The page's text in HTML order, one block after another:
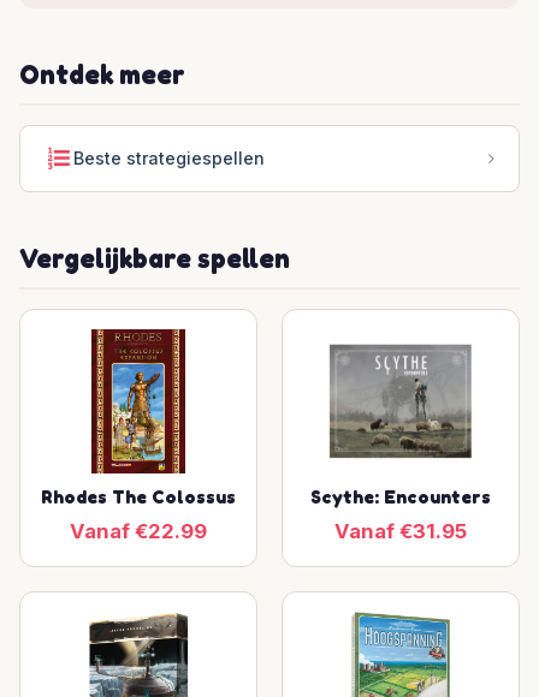
Ontdek meer
Beste strategiespellen
Vergelijkbare spellen
Rhodes The Colossus
Vanaf €22.99
Scythe: Encounters
Vanaf €31.95